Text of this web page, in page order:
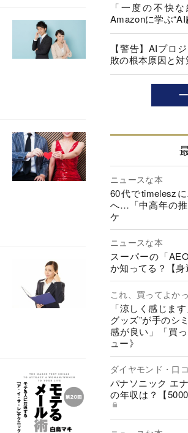
「一度の不快
Amazonに学ぶ“AI
【警告】AIプロ
敗の根本原因と対
ニュースな本
60代でtimelesz
へ…「中高年の
ケ
ニュースな本
スーパーの「
か知ってる？【身
これ、買ってよか
「涼しく感じま
グッズ”が手のシ
感が良い」「買
ュー》
ダイヤモンド・口
パナソニック エ
の年収は？【